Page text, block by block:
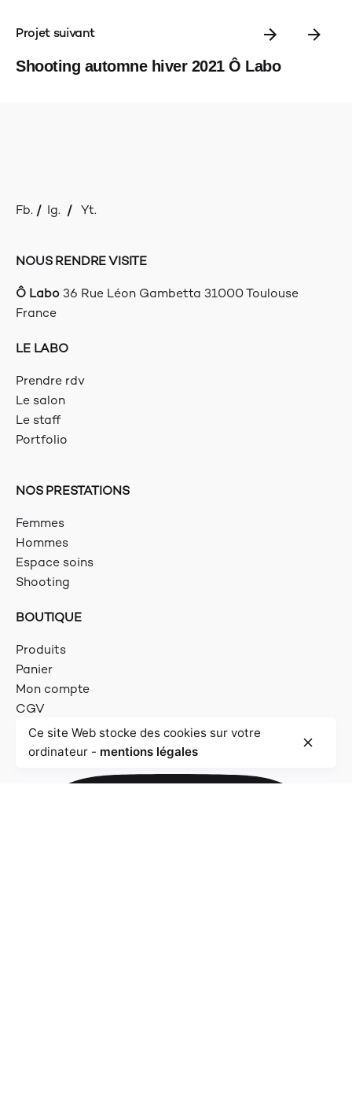
Projet suivant
Shooting automne hiver 2021 Ô Labo
Fb. / Ig. / Yt.
NOUS RENDRE VISITE
Ô Labo 36 Rue Léon Gambetta 31000 Toulouse
France
LE LABO
Prendre rdv
Le salon
Le staff
Portfolio
NOS PRESTATIONS
Femmes
Hommes
Espace soins
Shooting
BOUTIQUE
Produits
Panier
Mon compte
CGV
Ce site Web stocke des cookies sur votre
ordinateur - mentions légales